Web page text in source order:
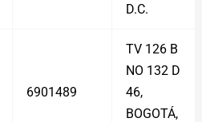
D.C.
6901489
TV 126 B
NO 132 D
46,
BOGOTÁ,